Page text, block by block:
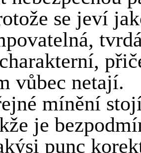
se jeví
vůbec netají.
mínění
je
punc